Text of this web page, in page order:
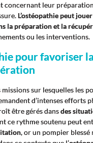
concernant leur
L’ostéopathie peut
la préparation et la
ou les interventions.
pour favoriser
missions sur lesquelles les
d’intenses efforts
être gérés dansdes
ce rythme soutenu peut
, or un pompier blessé